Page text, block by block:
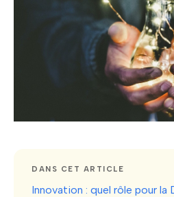
DANS CET ARTICLE
Innovation : quel rôle pour la